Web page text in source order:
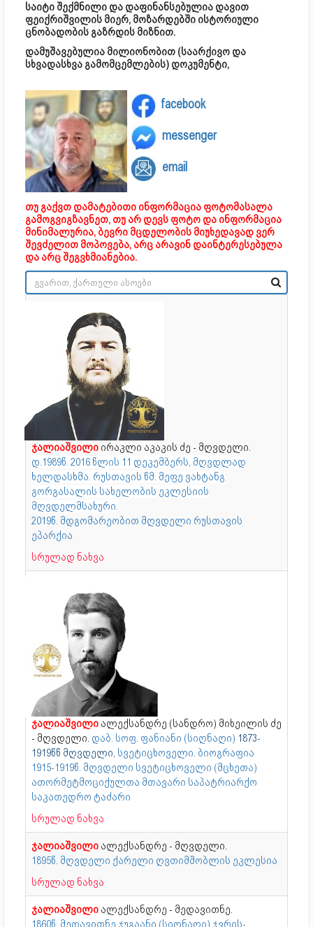
საიტი შექმნილი და დაფინანსებულია დავით
ფეიქრიშვილის მიერ, მოზარდებში ისტორიული
ცნობადობის გაზრდის მიზნით.
დამუშავებულია მილიონობით (საარქივო და
სხვადასხვა გამომცემლების) დოკუმენტი,
facebook
messenger
email
თუ გაქვთ დამატებითი ინფორმაცია ფოტომასალა
გამოგვიგზავნეთ, თუ არ დევს ფოტო და ინფორმაცია
მინიმალურია, ბევრი მცდელობის მიუხედავად ვერ
შევძელით მოპოვება, არც არავინ დაინტერესებულა
და არც შეგვხმიანებია.
ჯალიაშვილი ირაკლი აკაკის ძე - მღვდელი.
დ.1989წ. 2016 წლის 11 დეკემბერს, მღვდლად
ხელდასხმა. რუსთავის წმ. მეფე ვახტანგ
გორგასალის სახელობის ეკლესიის
მღვდელმსახური.
2019წ. მდგომარეობით მღვდელი რუსთავის
ეპარქია
სრულად ნახვა
ჯალიაშვილი ალექსანდრე (სანდრო) მიხეილის ძე
- მღვდელი. დაბ. სოფ. ფანიანი (სიღნაღი) 1873-
1919წწ მღვდელი, სვეტიცხოველი. ბიოგრაფია
1915-1919წ. მღვდელი სვეტიცხოველი (მცხეთა)
ათორმეტმოციქულთა მთავარი საპატრიარქო
საკათედრო ტაძარი
სრულად ნახვა
ჯალიაშვილი ალექსანდრე - მღვდელი.
1895წ. მღვდელი ქარელი ღვთიმშობლის ეკლესია
სრულად ნახვა
ჯალიაშვილი ალექსანდრე - მედავითნე.
1860წ. მედავითნე ჯუგაანი (სიღნაღი) ჯვრის-